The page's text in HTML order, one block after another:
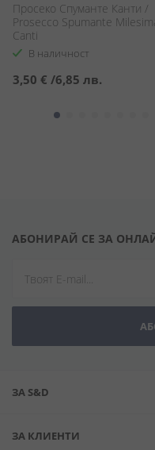
Просеко Спуманте Канти /
Prosecco Spumante
Canti
В наличност
3,50 € /6,85 лв.
АБОНИРАЙ СЕ ЗА
ЗА S&D
ЗА КЛИЕНТИ